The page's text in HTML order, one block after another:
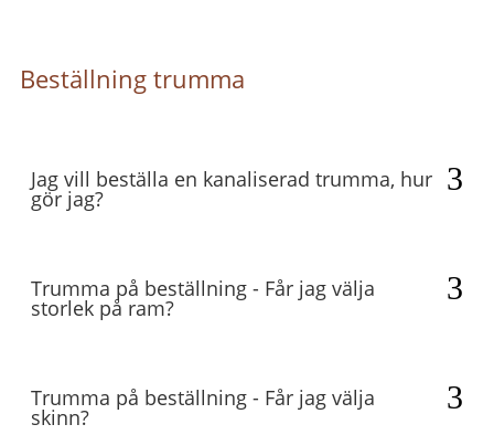
Beställning trumma
Jag vill beställa en kanaliserad trumma, hur
gör jag?
Trumma på beställning - Får jag välja
storlek på ram?
Trumma på beställning - Får jag välja
skinn?